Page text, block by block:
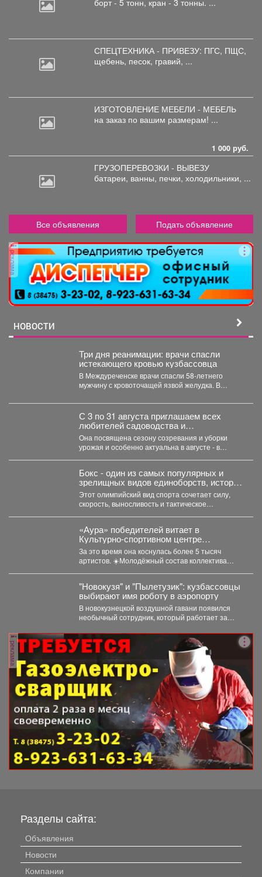
борт - 5 тонн, кран - 3 тонны. ...
СПЕЦТЕХНИКА - ПРИВЕЗУ: ПГС, ПЩС,
щебень, песок, гравий, ...
ИЗГОТОВЛЕНИЕ МЕБЕЛИ - МЕБЕЛЬ
на заказ по вашим размерам! ...
1 000 руб.
ГРУЗОПЕРЕВОЗКИ - ВЫВЕЗУ
батареи, ванны, печки, холодильники, ...
Все объявления Подать объявление
реклама
НОВОСТИ
Три дня реанимации: врачи спасли
истекающего кровью кузбассовца
В Междуреченске врачи спасли 58-летнего
мужчину с кровоточащей язвой желудка. В
С 3 по 31 августа приглашаем всех
любителей садоводства и
огородничества в библиотеку
«Молодежная» на книжную выставку
«Ваш урожайный участок»!
Она посвящена сезону созревания и уборки
урожая и особенно актуальна в августе - в
Бокс - один из самых популярных и
зрелищных видов единоборств, история
которого насчитывает не одно столетие.
Этот олимпийский вид спорта сочетает силу,
скорость, выносливость и тактическое
«Аура» победителей витает в
Культурно-спортивном центре
металлургов ЕВРАЗа уже больше 30
лет.
За это время она коснулась более 5 тысяч
артистов. ☀️Молодёжный состав коллектива
"Новокузя" и "Пылетузик": кузбассовцы
выбирают имя роботу в аэропорту
В новокузнецкой воздушной гавани появился
необычный сотрудник, который работает за
реклама
Разделы сайта:
Объявления
Новости
Компании